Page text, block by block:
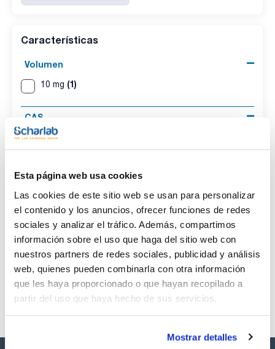
Esta página web usa cookies
Las cookies de este sitio web se usan para personalizar
el contenido y los anuncios, ofrecer funciones de redes
sociales y analizar el tráfico. Además, compartimos
información sobre el uso que haga del sitio web con
nuestros partners de redes sociales, publicidad y análisis
web, quienes pueden combinarla con otra información
que les haya proporcionado o que hayan recopilado a
partir del uso que haya hecho de sus servicios.
Mostrar detalles
Características
Volumen
10 mg (1)
CAS
[41411-62-5]
10 mg [41411-62-5]
Referencia
SBPCB16010
Envase
x10mg
Precio
Comprar
Disponibilidad
Ver stock